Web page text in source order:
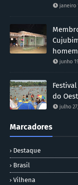
janeiro
junho
do
julho
Marcadores
Destaque
Brasil
Vilhena